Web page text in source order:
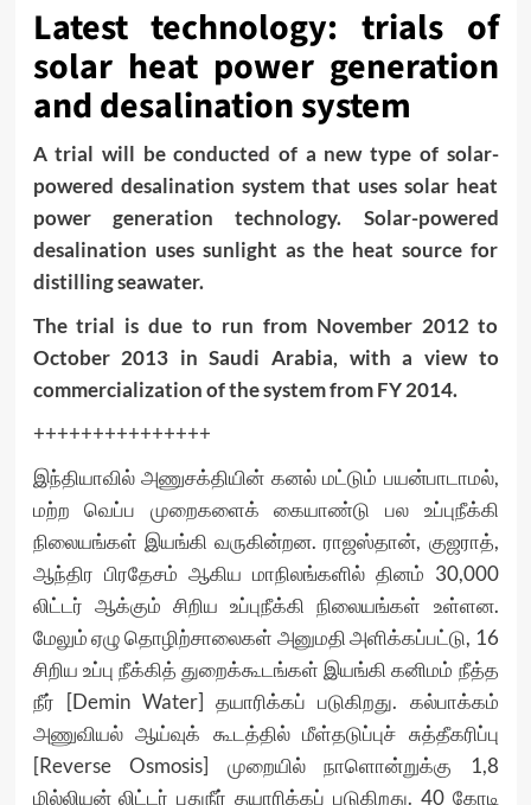
Latest technology: trials of
solar heat power generation
and desalination system
A trial will be conducted of a new type of solar-
powered desalination system that uses solar heat
power generation technology. Solar-powered
desalination uses sunlight as the heat source for
distilling seawater.
The trial is due to run from November 2012 to
October 2013 in Saudi Arabia, with a view to
commercialization of the system from FY 2014.
+++++++++++++++
இந்தியாவில் அணுசக்தியின் கனல் மட்டும் பயன்பாடாமல்,
மற்ற வெப்ப முறைகளைக் கையாண்டு பல உப்புநீக்கி
நிலையங்கள் இயங்கி வருகின்றன. ராஜஸ்தான், குஜராத்,
ஆந்திர பிரதேசம் ஆகிய மாநிலங்களில் தினம் 30,000
லிட்டர் ஆக்கும் சிறிய உப்புநீக்கி நிலையங்கள் உள்ளன.
மேலும் ஏழு தொழிற்சாலைகள் அனுமதி அளிக்கப்பட்டு, 16
சிறிய உப்பு நீக்கித் துறைக்கூடங்கள் இயங்கி கனிமம் நீத்த
நீர் [Demin Water] தயாரிக்கப் படுகிறது. கல்பாக்கம்
அணுவியல் ஆய்வுக் கூடத்தில் மீள்தடுப்புச் சுத்தீகரிப்பு
[Reverse Osmosis] முறையில் நாளொன்றுக்கு 1,8
மில்லியன் லிட்டர் புதுநீர் தயாரிக்கப் படுகிறது. 40 கோடி